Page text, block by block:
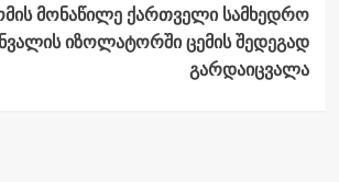
მონაწილე ქართველი სამხედრო
იზოლატორში ცემის შედეგად
გარდაიცვალა